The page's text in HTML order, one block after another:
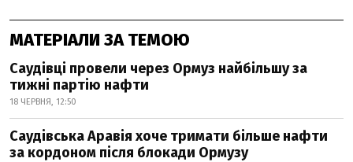
МАТЕРІАЛИ ЗА ТЕМОЮ
Саудівці провели через Ормуз найбільшу за
тижні партію нафти
18 ЧЕРВНЯ, 12:50
Саудівська Аравія хоче тримати більше нафти
за кордоном після блокади Ормузу